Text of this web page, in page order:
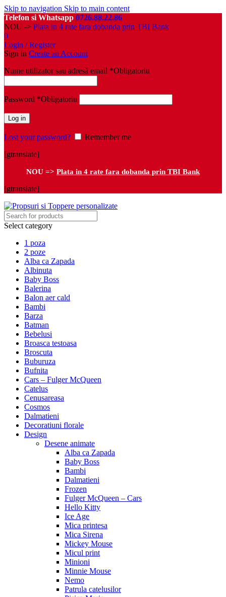
Skip to navigation Skip to main content
Telefon si Whatsapp 0726.88.22.86
NOU -> Plata in 4 rate fara dobanda prin TBI Bank
0
Login / Register
Sign in Create an Account
Nume utilizator sau adresă email *Obligatoriu
Password *Obligatoriu
Log in
Lost your password?
Remember me
[gtranslate]
NOU => Plata in 4 rate fara dobanda prin TBI Bank
[gtranslate]
Select category
1 poza
2 poze
Alba ca Zapada
Albinuta
Baby Boss
Balerina
Balon aer cald
Bambi
Barza
Batman
Bebelusi
Broasca testoasa
Broscuta
Buburuza
Bufnita
Cars – Fulger McQueen
Catelus
Cenusareasa
Cosmos
Dalmatieni
Decoratiuni florale
Design
Desene animate
Alba ca Zapada
Baby Boss
Bambi
Dalmatieni
Frozen
Fulger McQueen – Cars
Hello Kitty
Ice Age
Mica printesa
Mica Sirena
Mickey Mouse
Micul print
Minioni
Minnie Mouse
Nemo
Patrula catelusilor